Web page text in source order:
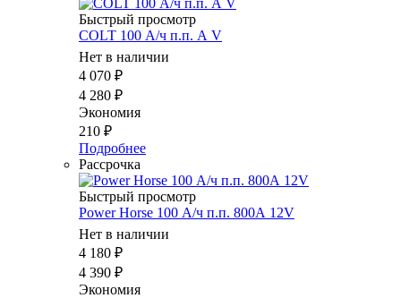
Быстрый просмотр
COLT 100 А/ч п.п. А V
Нет в наличии
4 070 ₽
4 280 ₽
Экономия
210 ₽
Подробнее
Рассрочка
Быстрый просмотр
Power Horse 100 А/ч п.п. 800А 12V
Нет в наличии
4 180 ₽
4 390 ₽
Экономия